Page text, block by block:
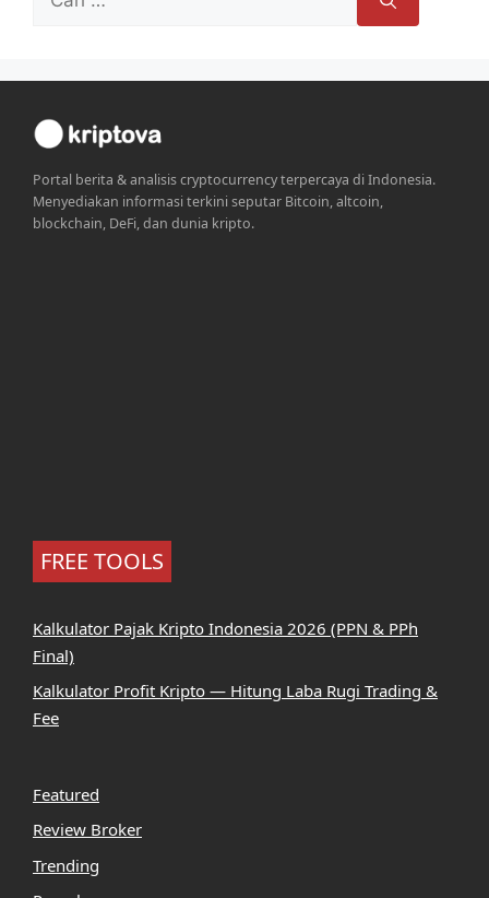
Portal berita & analisis cryptocurrency terpercaya di Indonesia.
Menyediakan informasi terkini seputar Bitcoin, altcoin,
blockchain, DeFi, dan dunia kripto.
FREE TOOLS
Kalkulator Pajak Kripto Indonesia 2026 (PPN & PPh
Final)
Kalkulator Profit Kripto — Hitung Laba Rugi Trading &
Fee
Featured
Review Broker
Trending